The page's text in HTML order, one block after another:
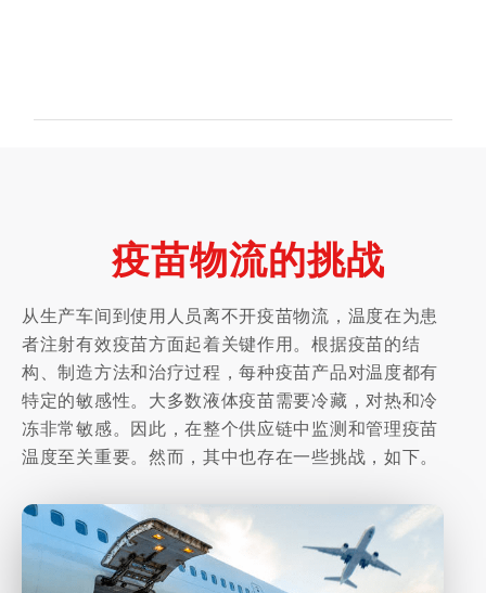
疫苗物流的挑战
从生产车间到使用人员离不开疫苗物流，温度在为患
者注射有效疫苗方面起着关键作用。根据疫苗的结
构、制造方法和治疗过程，每种疫苗产品对温度都有
特定的敏感性。大多数液体疫苗需要冷藏，对热和冷
冻非常敏感。因此，在整个供应链中监测和管理疫苗
温度至关重要。然而，其中也存在一些挑战，如下。